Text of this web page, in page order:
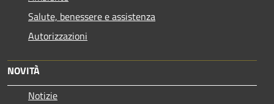
Salute, benessere e assistenza
Autorizzazioni
NOVITÀ
Notizie